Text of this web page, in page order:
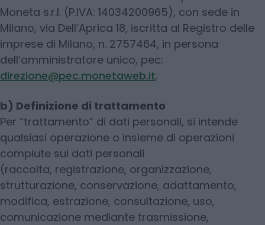
Moneta s.r.l. (P.IVA: 14034200965), con sede in
Milano, via Dell’Aprica 18, iscritta al Registro delle
imprese di Milano, n. 2757464, in persona
dell’amministratore unico, pec:
direzione@pec.monetaweb.it.
b) Definizione di trattamento
Per “trattamento” di dati personali, si intende
qualsiasi operazione o insieme di operazioni
compiute sui dati personali
(raccolta, registrazione, organizzazione,
strutturazione, conservazione, adattamento,
modifica, estrazione, consultazione, uso,
comunicazione mediante trasmissione,